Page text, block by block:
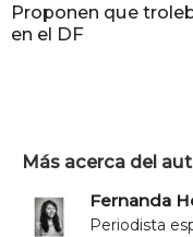
Proponen que
en el DF
Más acerca del
Fernanda
Periodista